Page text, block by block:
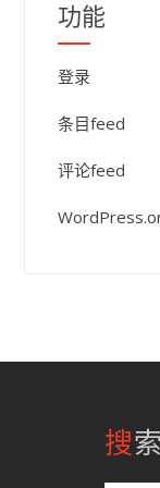
功能
登录
条目feed
评论feed
搜索